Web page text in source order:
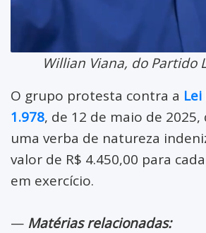
Willian Viana, do Partido
O grupo protesta contra a
1.978, de 12 de maio de
uma verba de natureza
valor de R$ 4.450,00 para
em exercício.
— Matérias relacionadas: